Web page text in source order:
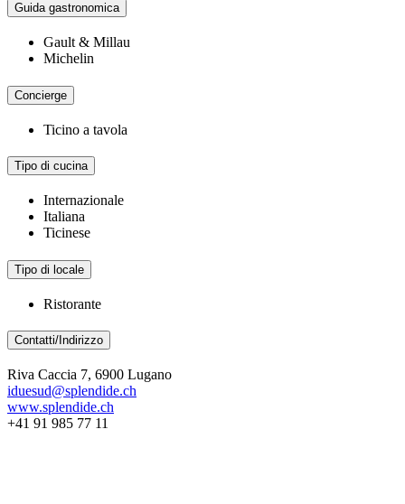
Guida gastronomica
Gault & Millau
Michelin
Concierge
Ticino a tavola
Tipo di cucina
Internazionale
Italiana
Ticinese
Tipo di locale
Ristorante
Contatti/Indirizzo
Riva Caccia 7, 6900 Lugano
iduesud@splendide.ch
www.splendide.ch
+41 91 985 77 11